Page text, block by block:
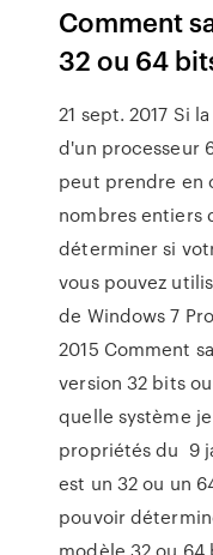
Comment
32 ou 64
21 sept. 2017 Si
d'un processeur
peut prendre en
nombres entiers
déterminer si
vous pouvez
de Windows 7
2015 Comment
version 32 bits
quelle système
propriétés du 9
est un 32 ou un
pouvoir
modèle 32 ou 64